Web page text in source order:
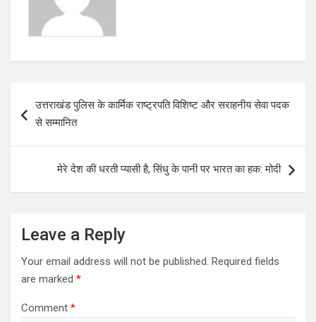
उत्तराखंड पुलिस के कार्मिक राष्ट्रपति विशिष्ट और सराहनीय सेवा पदक
से सम्मानित
मेरे देश की धरती प्यासी है, सिंधु के पानी पर भारत का हक: मोदी
Leave a Reply
Your email address will not be published. Required fields
are marked *
Comment *